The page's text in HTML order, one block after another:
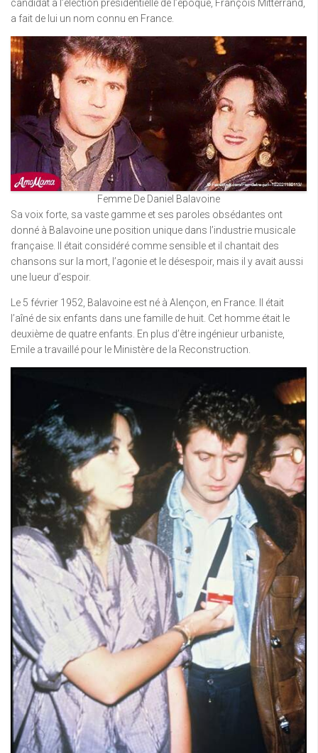
candidat à l’élection présidentielle de l’époque, François Mitterrand,
a fait de lui un nom connu en France.
Femme De Daniel Balavoine
Sa voix forte, sa vaste gamme et ses paroles obsédantes ont
donné à Balavoine une position unique dans l’industrie musicale
française. Il était considéré comme sensible et il chantait des
chansons sur la mort, l’agonie et le désespoir, mais il y avait aussi
une lueur d’espoir.
Le 5 février 1952, Balavoine est né à Alençon, en France. Il était
l’aîné de six enfants dans une famille de huit. Cet homme était le
deuxième de quatre enfants. En plus d’être ingénieur urbaniste,
Emile a travaillé pour le Ministère de la Reconstruction.